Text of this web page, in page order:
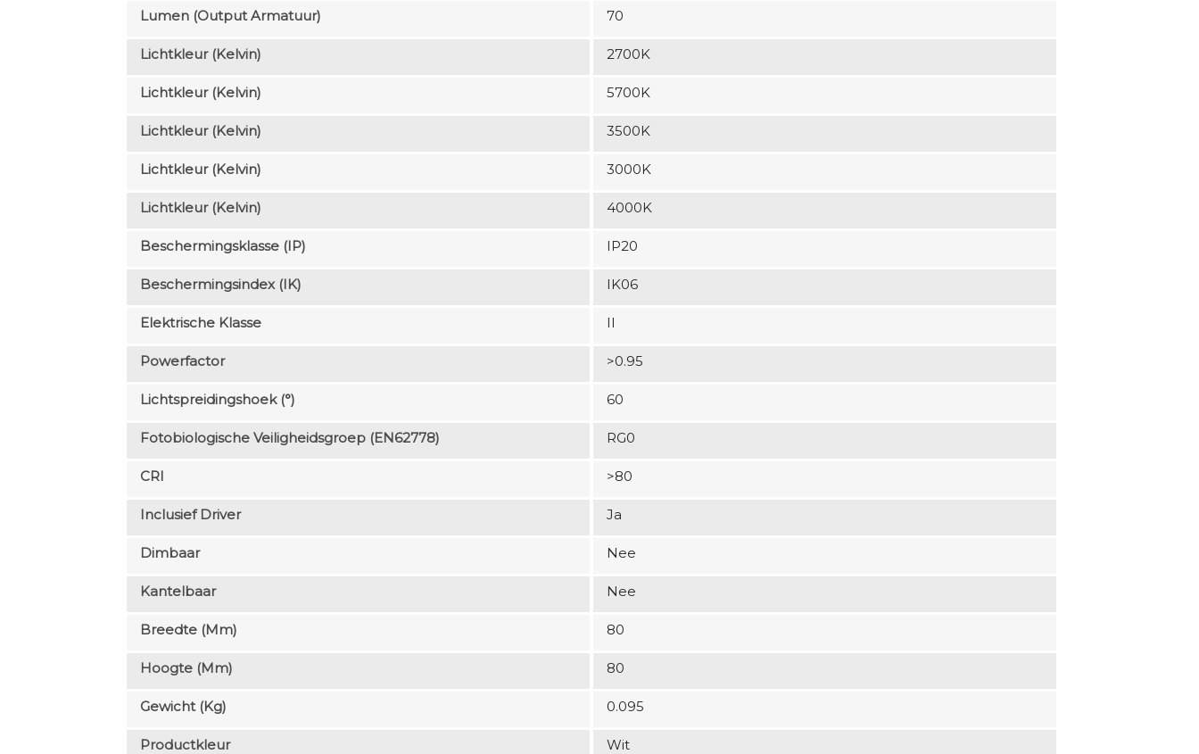
Lumen (output Armatuur) 70
Lichtkleur (Kelvin) 2700K
Lichtkleur (Kelvin) 5700K
Lichtkleur (Kelvin) 3500K
Lichtkleur (Kelvin) 3000K
Lichtkleur (Kelvin) 4000K
Beschermingsklasse (IP) IP20
Beschermingsindex (IK) IK06
Elektrische Klasse II
Powerfactor >0.95
Lichtspreidingshoek (°) 60
Fotobiologische Veiligheidsgroep (EN62778) RG0
CRI >80
Inclusief Driver Ja
Dimbaar Nee
Kantelbaar Nee
Breedte (mm) 80
Hoogte (mm) 80
Gewicht (kg) 0.095
Productkleur Wit